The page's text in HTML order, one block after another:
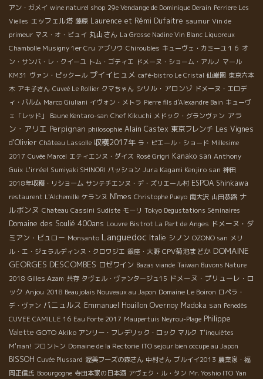
アン・ガメイ wine naturel shop 29e Vendange de Dominique Derain Perriere Les
Vielles エッフェル塔 藤原 Laurence et Rémi Dufaitre saumur Vin de
primeur マス・オ・ビュイ 丸山さん La Grosse Nadine Vin Blanc Liquoreux
Chambolle Musigny 1er Cru アブリウ Chiroubles キューヴェ・カミーユ１６ オ
ン・サンバ・レ・クイーユ トム・ゴティエ ドメーヌ・ショーム・アルノ マール
KM31 ヴァン・ピックール プイイヒュメ café-bistro Le Cristal 仙巌園 東京六本
木 アキ子さん Cuveé Le Rollier クマちゃん シリル・アロンゾ ドメーヌ・エロデ
ィ・バルム Marco Giuliani イヴォン・メトラ Pierre fils d'Alexandre Bain キューヴ
ェ「レッド」
Baune Kentaro-san Chef Kikuchi メドック・グランヴァン アラ
ン・アリエ Perpignan philosophie Alain Castex 東京フレンチ Les Vignes
d'Olivier Château Lassolle 収穫2017年 ラ・ピエール・ショード Millesime
2017 Cuvée Marcel エティエンヌ・ダイス Rosé Grigri Kanako san Anthony
Guix L'irréel Sumiyaki SHINORI パッション Jura Kagami Kenjiro san 神田
2018年収穫・リショーム サンテチエンヌ・デ・ズリエール村 ESPOA Shinkawa
restaurent L'Alchemille ケランヌ Nîmes Christophe Pueyo 南大沢 山田恭路 ナ
ルボンヌ Chateau Cassini Sudiste モーリ Tokyo Degustations Séminaires
Domaine des Soulié 400ans Louvre Bistrot La Part de Anges ドメーヌ・ダ
ミアン・ビュロー Monsanto Languedoc Italie シノン OZONO san メリ
ル・エ・ジェラルディンヌ・クロワジエ 銀座・大野 CPV菊池まどか DOMAINE
GEORGES DESCOMBES ロゼワイン Bazas viande Taiwan Buvons Nature
2018 Gilles Azam 共存 タヴェル・ヴァンタージュ15 ドメーヌ・プリューレ・ロ
ック Anjou 2018 Beaujolais Nouveaux au Japon Domaine Le Boiron ロペラ・
デ・ヴァン バニュルス Emmanuel Houillon Overnoy Madoka san Penedès
CUVEE CAMILLE 16 Eau Forte 2017 Maupertuis Neyrou-Plage Philippe
Valette GOTO Akiko アンリー・フレデリック・ロック マルク T'inquiètes
M'man! フロントン Domaine de la Rectorie ITO sejour bien occupe au Japon
BISSOH Cuvée Plussard 渥美フーズの森さん 中村さん ブルイイ2013 農業家・福
岡正信氏 Boourgogne 寺田本家の日本酒 アヴェク・ル・タン Mr. Yoshio ITO Yan